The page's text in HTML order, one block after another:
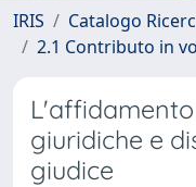
IRIS Catalogo
2.1 Contributo in
giuridiche e
giudice